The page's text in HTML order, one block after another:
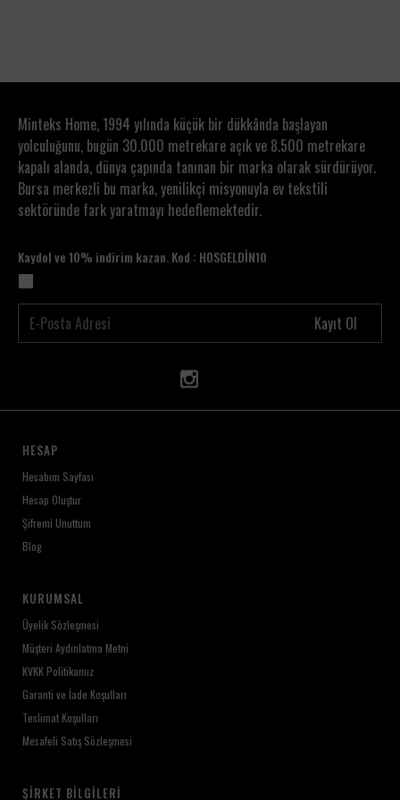
Minteks Home, 1994 yılında küçük bir dükkânda başlayan
yolculuğunu, bugün 30.000 metrekare açık ve 8.500 metrekare
kapalı alanda, dünya çapında tanınan bir marka olarak sürdürüyor.
Bursa merkezli bu marka, yenilikçi misyonuyla ev tekstili
sektöründe fark yaratmayı hedeflemektedir.
Kaydol ve 10% indirim kazan. Kod : HOSGELDİN10
Kayıt Ol
HESAP
Hesabım Sayfası
Hesap Oluştur
Şifremi Unuttum
Blog
KURUMSAL
Üyelik Sözleşmesi
Müşteri Aydınlatma Metni
KVKK Politikamız
Garanti ve İade Koşulları
Teslimat Koşulları
Mesafeli Satış Sözleşmesi
ŞIRKET BILGILERI